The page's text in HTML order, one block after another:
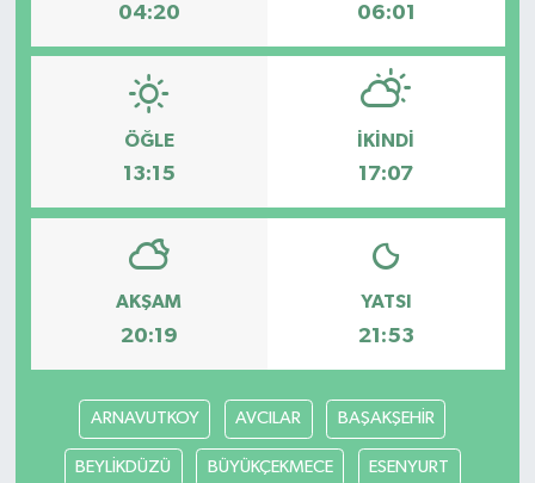
04:20 06:01
ÖĞLE
13:15
İKINDI
17:07
AKŞAM
20:19
YATSI
21:53
ARNAVUTKOY AVCILAR BAŞAKŞEHİR
BEYLİKDÜZÜ BÜYÜKÇEKMECE ESENYURT